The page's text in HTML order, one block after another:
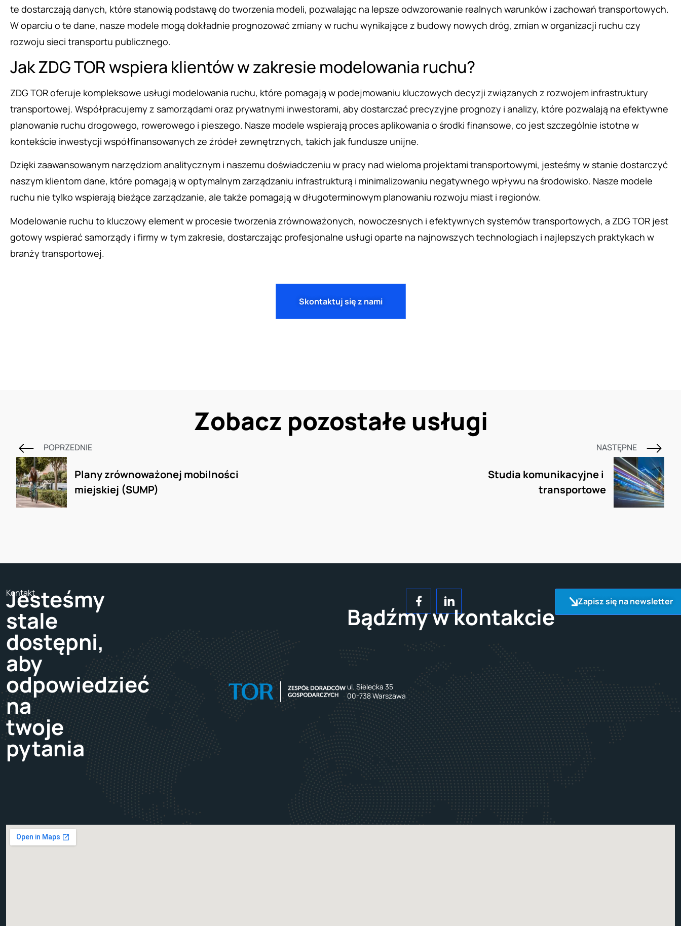
te dostarczają danych, które stanowią podstawę do tworzenia modeli, pozwalając na lepsze odwzorowanie realnych warunków i zachowań transportowych.
W oparciu o te dane, nasze modele mogą dokładnie prognozować zmiany w ruchu wynikające z budowy nowych dróg, zmian w organizacji ruchu czy
rozwoju sieci transportu publicznego.
Jak ZDG TOR wspiera klientów w zakresie modelowania ruchu?
ZDG TOR oferuje kompleksowe usługi modelowania ruchu, które pomagają w podejmowaniu kluczowych decyzji związanych z rozwojem infrastruktury
transportowej. Współpracujemy z samorządami oraz prywatnymi inwestorami, aby dostarczać precyzyjne prognozy i analizy, które pozwalają na efektywne
planowanie ruchu drogowego, rowerowego i pieszego. Nasze modele wspierają proces aplikowania o środki finansowe, co jest szczególnie istotne w
kontekście inwestycji współfinansowanych ze źródeł zewnętrznych, takich jak fundusze unijne.
Dzięki zaawansowanym narzędziom analitycznym i naszemu doświadczeniu w pracy nad wieloma projektami transportowymi, jesteśmy w stanie dostarczyć
naszym klientom dane, które pomagają w optymalnym zarządzaniu infrastrukturą i minimalizowaniu negatywnego wpływu na środowisko. Nasze modele
ruchu nie tylko wspierają bieżące zarządzanie, ale także pomagają w długoterminowym planowaniu rozwoju miast i regionów.
Modelowanie ruchu to kluczowy element w procesie tworzenia zrównoważonych, nowoczesnych i efektywnych systemów transportowych, a ZDG TOR jest
gotowy wspierać samorządy i firmy w tym zakresie, dostarczając profesjonalne usługi oparte na najnowszych technologiach i najlepszych praktykach w
branży transportowej.
Skontaktuj się z nami
Zobacz pozostałe usługi
POPRZEDNIE
Plany zrównoważonej mobilności
miejskiej (SUMP)
NASTĘPNE
Studia komunikacyjne i
transportowe
Kontakt
Jesteśmy
stale
dostępni,
aby
odpowiedzieć
na
twoje
pytania
ul. Sielecka 35
00-738 Warszawa
Bądźmy w kontakcie
Zapisz się na newsletter